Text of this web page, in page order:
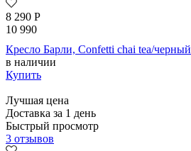
8 290 Р
10 990
Кресло Барли, Confetti chai tea/черный
в наличии
Купить
Лучшая цена
Доставка за 1 день
Быстрый просмотр
3 отзывов